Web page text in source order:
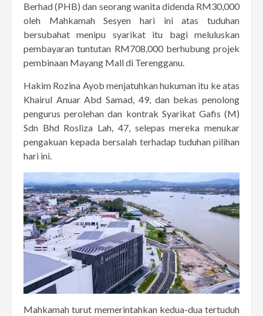
Berhad (PHB) dan seorang wanita didenda RM30,000
oleh Mahkamah Sesyen hari ini atas tuduhan
bersubahat menipu syarikat itu bagi meluluskan
pembayaran tuntutan RM708,000 berhubung projek
pembinaan Mayang Mall di Terengganu.
Hakim Rozina Ayob menjatuhkan hukuman itu ke atas
Khairul Anuar Abd Samad, 49, dan bekas penolong
pengurus perolehan dan kontrak Syarikat Gafis (M)
Sdn Bhd Rosliza Lah, 47, selepas mereka menukar
pengakuan kepada bersalah terhadap tuduhan pilihan
hari ini.
Mahkamah turut memerintahkan kedua-dua tertuduh